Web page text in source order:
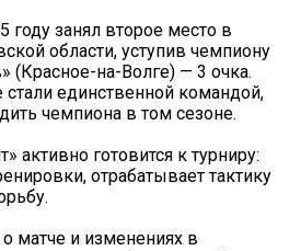
году занял второе место в
области, уступив чемпиону
(Красное-на-Волге) — 3 очка.
стали единственной командой,
чемпиона в том сезоне.
активно готовится к турниру:
отрабатывает тактику
матче и изменениях в